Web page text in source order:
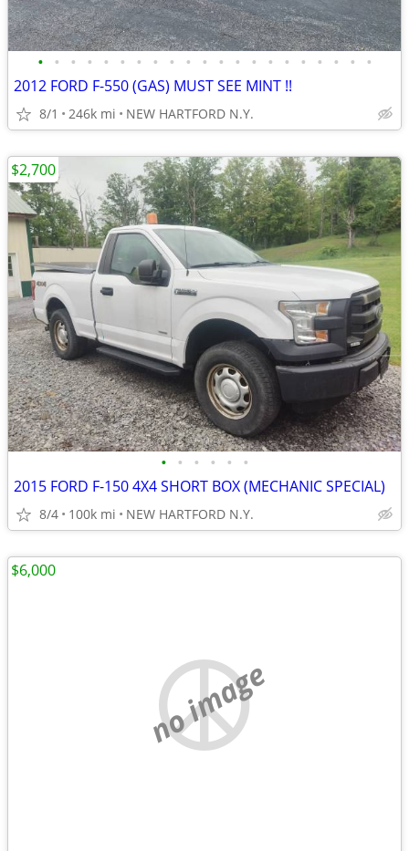
• • • • • • • • • • • • • • • • • • • • •
2012 FORD F-550 (GAS) MUST SEE MINT !!
8/1 246k mi NEW HARTFORD N.Y.
• • • • • •
2015 FORD F-150 4X4 SHORT BOX (MECHANIC SPECIAL)
8/4 100k mi NEW HARTFORD N.Y.
$2,700
no image
$6,000